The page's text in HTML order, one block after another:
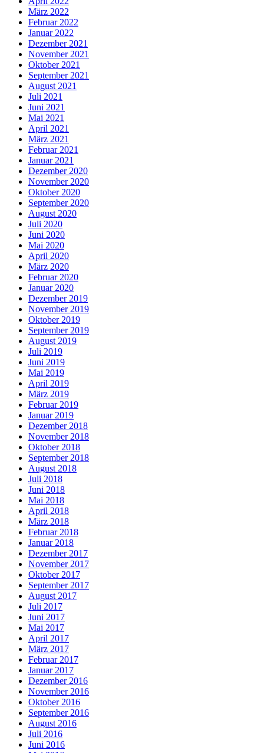
März 2022
Februar 2022
Januar 2022
Dezember 2021
November 2021
Oktober 2021
September 2021
August 2021
Juli 2021
Juni 2021
Mai 2021
April 2021
März 2021
Februar 2021
Januar 2021
Dezember 2020
November 2020
Oktober 2020
September 2020
August 2020
Juli 2020
Juni 2020
Mai 2020
April 2020
März 2020
Februar 2020
Januar 2020
Dezember 2019
November 2019
Oktober 2019
September 2019
August 2019
Juli 2019
Juni 2019
Mai 2019
April 2019
März 2019
Februar 2019
Januar 2019
Dezember 2018
November 2018
Oktober 2018
September 2018
August 2018
Juli 2018
Juni 2018
Mai 2018
April 2018
März 2018
Februar 2018
Januar 2018
Dezember 2017
November 2017
Oktober 2017
September 2017
August 2017
Juli 2017
Juni 2017
Mai 2017
April 2017
März 2017
Februar 2017
Januar 2017
Dezember 2016
November 2016
Oktober 2016
September 2016
August 2016
Juli 2016
Juni 2016